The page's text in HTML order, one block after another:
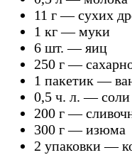
11 г — сухих
1 кг — муки
6 шт. — яиц
250 г —
1 пакетик —
0,5 ч. л. — соли
200 г —
300 г — изюма
2 упаковки —